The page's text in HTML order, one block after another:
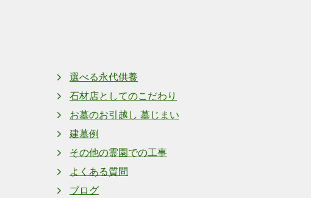
選べる永代供養
石材店としてのこだわり
お墓のお引越し 墓じまい
建墓例
その他の霊園での工事
よくある質問
ブログ